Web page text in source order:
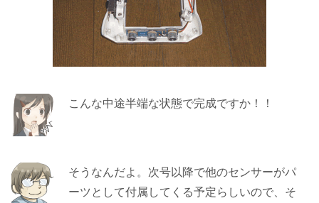
こんな中途半端な状態で完成ですか！！
そうなんだよ。次号以降で他のセンサーがパ
ーツとして付属してくる予定らしいので、そ